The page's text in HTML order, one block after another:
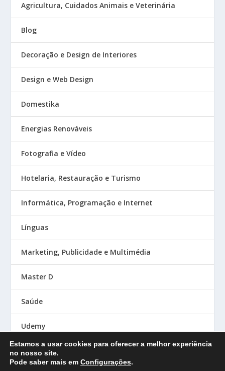
Agricultura, Cuidados Animais e Veterinária
Blog
Decoração e Design de Interiores
Design e Web Design
Domestika
Energias Renováveis
Fotografia e Vídeo
Hotelaria, Restauração e Turismo
Informática, Programação e Internet
Línguas
Marketing, Publicidade e Multimédia
Master D
Saúde
Udemy
Estamos a usar cookies para oferecer a melhor experiência
no nosso site.
Pode saber mais em Configurações.